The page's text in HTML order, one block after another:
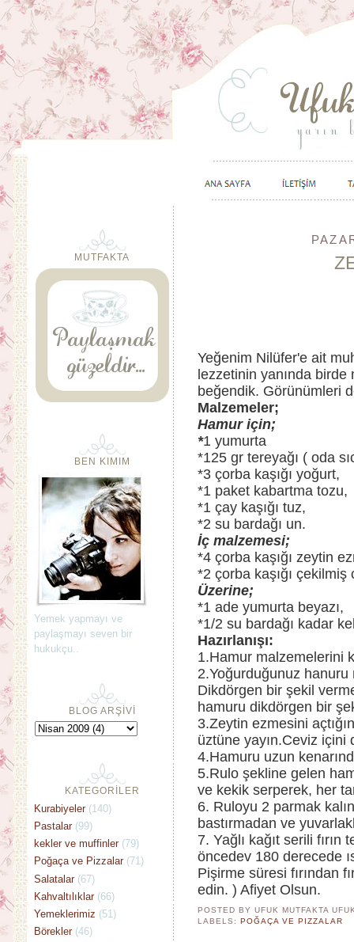
Yeğenim Nilüfer'e ait
lezzetinin yanında birde
beğendik. Görünümleri
Malzemeler;
Hamur için;
*1 yumurta
*125 gr tereyağı ( oda
*3 çorba kaşığı yoğurt,
*1 paket kabartma tozu,
*1 çay kaşığı tuz,
*2 su bardağı un.
İç malzemesi;
*4 çorba kaşığı zeytin
*2 çorba kaşığı çekilmiş
Üzerine;
*1 ade yumurta beyazı,
*1/2 su bardağı kadar
Hazırlanışı:
1.Hamur malzemelerini
2.Yoğurduğunuz hanuru
Dikdörgen bir şekil
hamuru dikdörgen bir
3.Zeytin ezmesini
üztüne yayın.Ceviz içini
4.Hamuru uzun
5.Rulo şekline gelen
ve kekik serperek, her
6. Ruloyu 2 parmak
bastırmadan ve
7. Yağlı kağıt serili
öncedev 180 derecede
Pişirme süresi fırından
edin. ) Afiyet Olsun.
POSTED BY UFUK MUTFAKTA
LABELS:POĞAÇA VE PIZZALAR
MUTFAKTA
BEN KIMIM
Yemek yapmayı ve
paylaşmayı seven bir
hukukçu..
BLOG ARŞİVİ
KATEGORİLER
Kurabiyeler (140)
Pastalar (99)
kekler ve muffinler (79)
Poğaça ve Pizzalar (71)
Salatalar (67)
Kahvaltılıklar (66)
Yemeklerimiz (51)
Börekler (46)